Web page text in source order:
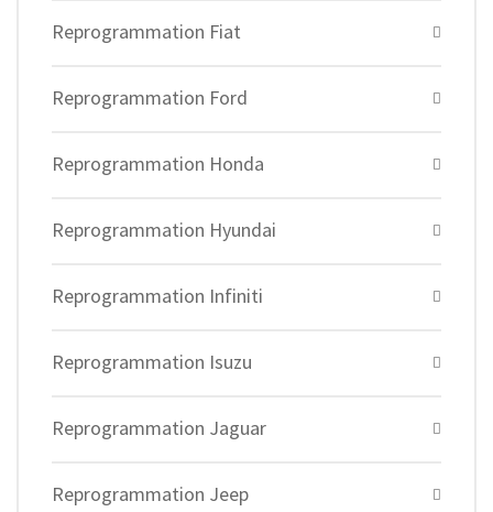
Reprogrammation Fiat
Reprogrammation Ford
Reprogrammation Honda
Reprogrammation Hyundai
Reprogrammation Infiniti
Reprogrammation Isuzu
Reprogrammation Jaguar
Reprogrammation Jeep